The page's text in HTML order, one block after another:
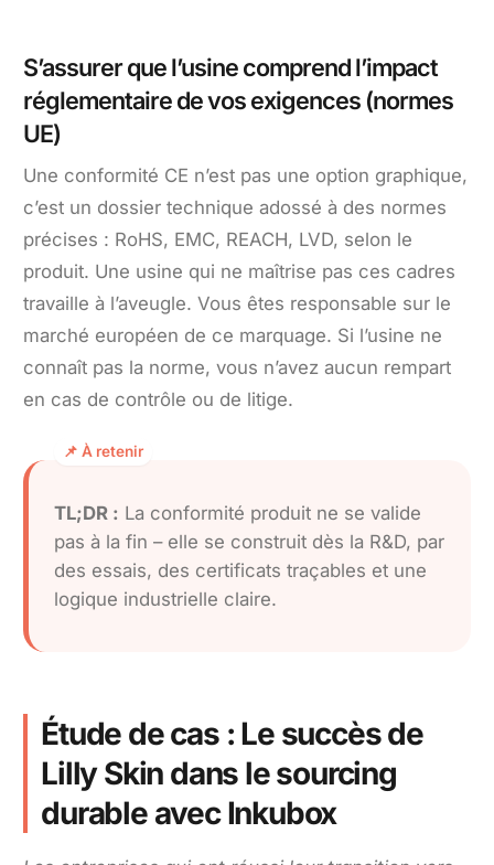
S’assurer que l’usine comprend l’impact
réglementaire de vos exigences (normes
UE)
Une conformité CE n’est pas une option graphique,
c’est un dossier technique adossé à des normes
précises : RoHS, EMC, REACH, LVD, selon le
produit. Une usine qui ne maîtrise pas ces cadres
travaille à l’aveugle. Vous êtes responsable sur le
marché européen de ce marquage. Si l’usine ne
connaît pas la norme, vous n’avez aucun rempart
en cas de contrôle ou de litige.
TL;DR : La conformité produit ne se valide
pas à la fin – elle se construit dès la R&D, par
des essais, des certificats traçables et une
logique industrielle claire.
Étude de cas : Le succès de
Lilly Skin dans le sourcing
durable avec Inkubox